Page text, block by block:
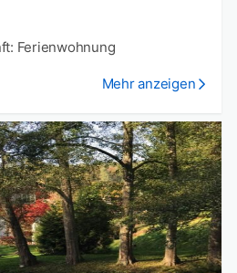
Ferienwohnung
Mehr anzeigen